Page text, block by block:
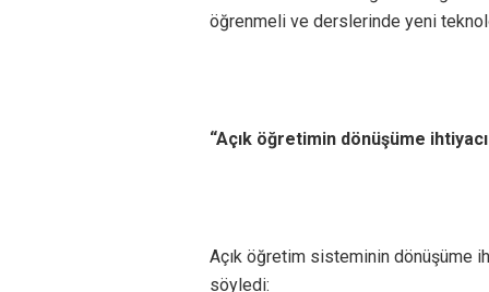
öğrenmeli ve derslerinde yeni
“Açık öğretimin dönüşüme
Açık öğretim sisteminin dönüşüme
söyledi: